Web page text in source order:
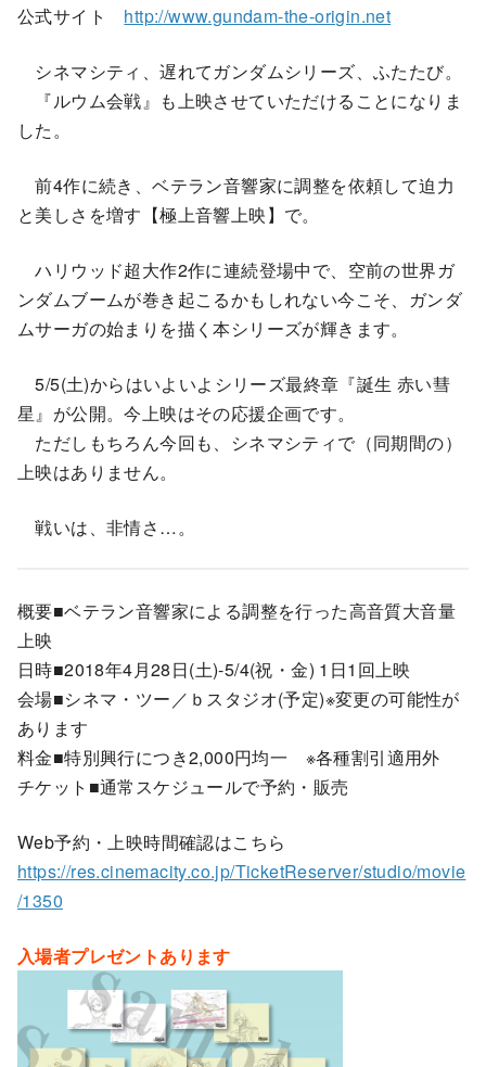
公式サイト http://www.gundam-the-origin.net
シネマシティ、遅れてガンダムシリーズ、ふたたび。
『ルウム会戦』も上映させていただけることになりま
した。
前4作に続き、ベテラン音響家に調整を依頼して迫力
と美しさを増す【極上音響上映】で。
ハリウッド超大作2作に連続登場中で、空前の世界ガ
ンダムブームが巻き起こるかもしれない今こそ、ガンダ
ムサーガの始まりを描く本シリーズが輝きます。
5/5(土)からはいよいよシリーズ最終章『誕生 赤い彗
星』が公開。今上映はその応援企画です。
ただしもちろん今回も、シネマシティで（同期間の）
上映はありません。
戦いは、非情さ…。
概要■ベテラン音響家による調整を行った高音質大音量
上映
日時■2018年4月28日(土)-5/4(祝・金) 1日1回上映
会場■シネマ・ツー／ｂスタジオ(予定)※変更の可能性が
あります
料金■特別興行につき2,000円均一 ※各種割引適用外
チケット■通常スケジュールで予約・販売
Web予約・上映時間確認はこちら
https://res.cinemacity.co.jp/TicketReserver/studio/movie
/1350
入場者プレゼントあります